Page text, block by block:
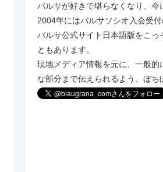
バルサが好きで堪らなくなり、今
2004年にはバルサソシオ入会受付
バルサ公式サイト日本語版をこっ
ともあります。
現地メディア情報を元に、一般的
な部分まで伝えられるよう、ぼち